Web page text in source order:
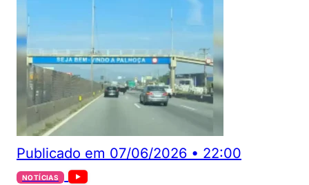
Publicado em 07/06/2026 • 22:00
NOTÍCIAS